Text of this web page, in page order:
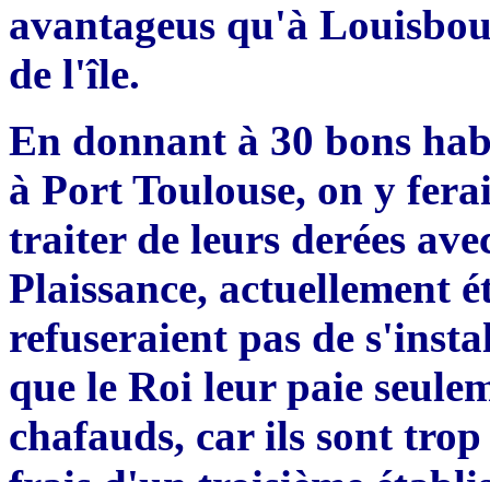
avantageus qu'à
de l'île.
En donnant à 30 bons
à Port Toulouse, on y
traiter de leurs derées
Plaissance, actuellement
refuseraient pas de
que le Roi leur paie
chafauds, car ils sont